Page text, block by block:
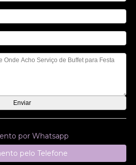
por Whatsapp
pelo Telefone